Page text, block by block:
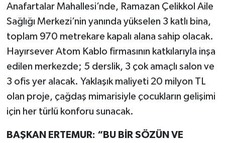
Anafartalar Mahallesi’nde, Ramazan Çelikkol Aile
Sağlığı Merkezi’nin yanında yükselen 3 katlı bina,
toplam 970 metrekare kapalı alana sahip olacak.
Hayırsever Atom Kablo firmasının katkılarıyla inşa
edilen merkezde; 5 derslik, 3 çok amaçlı salon ve
3 ofis yer alacak. Yaklaşık maliyeti 20 milyon TL
olan proje, çağdaş mimarisiyle çocukların gelişimi
için her türlü konforu sunacak.
BAŞKAN ERTEMUR: “BU BİR SÖZÜN VE